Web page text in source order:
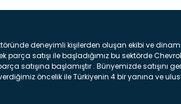
deneyimli kişilerden oluşan ekibi ve
parça satışı ile başladığımız bu sektörde
satışına başlamıştır . Bünyemizde
öncelik ile Türkiyenin 4 bir yanına ve
fikir sağlayacaktır. Ön Tampon : Aracınızın